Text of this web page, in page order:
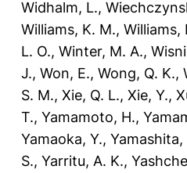
Widhalm, L.,
Williams, K. M., Williams,
L. O., Winter, M. A.,
J., Won, E., Wong, Q. K.,
S. M., Xie, Q. L., Xie, Y.,
T., Yamamoto, H.,
Yamaoka, Y., Yamashita,
S., Yarritu, A. K.,